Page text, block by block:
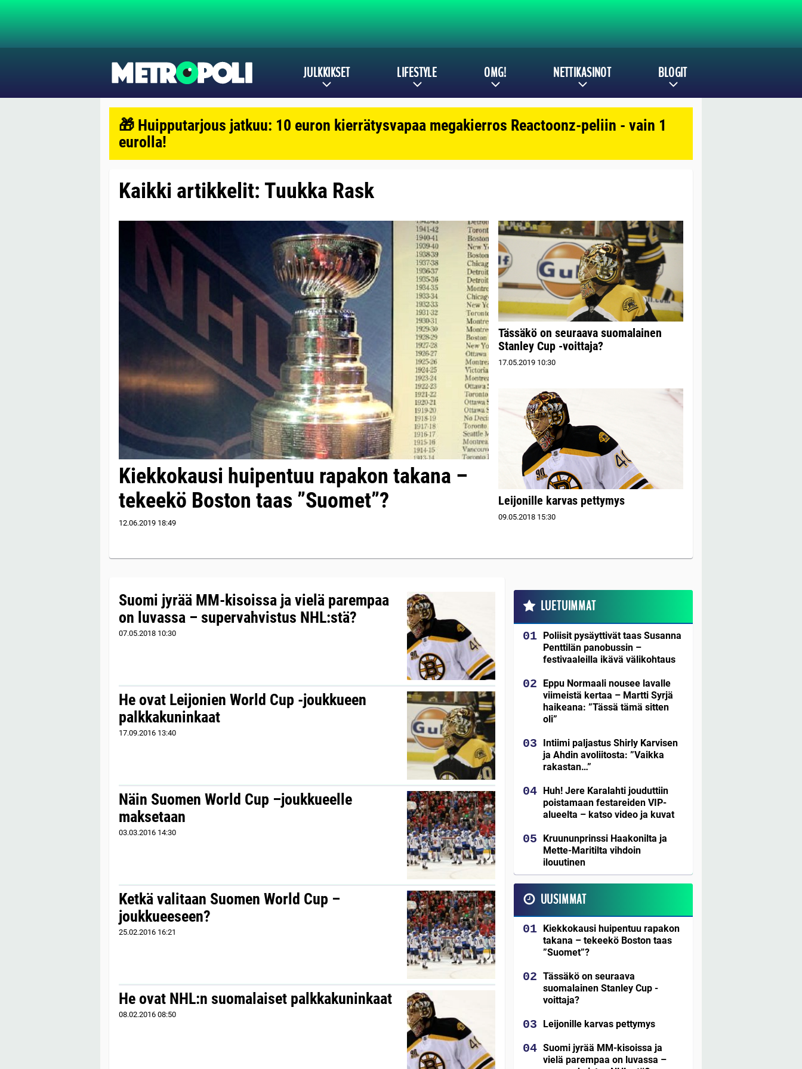
JULKKIKSET LIFESTYLE OMG! NETTIKASINOT BLOGIT
🎁 Huipputarjous jatkuu: 10 euron kierrätysvapaa megakierros Reactoonz-peliin - vain 1
eurolla!
Kaikki artikkelit: Tuukka Rask
Kiekkokausi huipentuu rapakon takana –
tekeekö Boston taas ”Suomet”?
12.06.2019 18:49
Tässäkö on seuraava suomalainen
Stanley Cup -voittaja?
17.05.2019 10:30
Leijonille karvas pettymys
09.05.2018 15:30
Suomi jyrää MM-kisoissa ja vielä parempaa
on luvassa – supervahvistus NHL:stä?
07.05.2018 10:30
He ovat Leijonien World Cup -joukkueen
palkkakuninkaat
17.09.2016 13:40
Näin Suomen World Cup –joukkueelle
maksetaan
03.03.2016 14:30
Ketkä valitaan Suomen World Cup –
joukkueeseen?
25.02.2016 16:21
He ovat NHL:n suomalaiset palkkakuninkaat
08.02.2016 08:50
LUETUIMMAT
Poliisit pysäyttivät taas Susanna
Penttilän panobussin –
festivaaleilla ikävä välikohtaus
Eppu Normaali nousee lavalle
viimeistä kertaa – Martti Syrjä
haikeana: ”Tässä tämä sitten
oli”
Intiimi paljastus Shirly Karvisen
ja Ahdin avoliitosta: ”Vaikka
rakastan…”
Huh! Jere Karalahti jouduttiin
poistamaan festareiden VIP-
alueelta – katso video ja kuvat
Kruununprinssi Haakonilta ja
Mette-Maritilta vihdoin
ilouutinen
UUSIMMAT
Kiekkokausi huipentuu rapakon
takana – tekeekö Boston taas
”Suomet”?
Tässäkö on seuraava
suomalainen Stanley Cup -
voittaja?
Leijonille karvas pettymys
Suomi jyrää MM-kisoissa ja
vielä parempaa on luvassa –